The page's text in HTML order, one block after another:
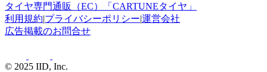
タイヤ専門通販（EC）「CARTUNEタイヤ」
利用規約|プライバシーポリシー|運営会社
広告掲載のお問合せ
© 2025 IID, Inc.